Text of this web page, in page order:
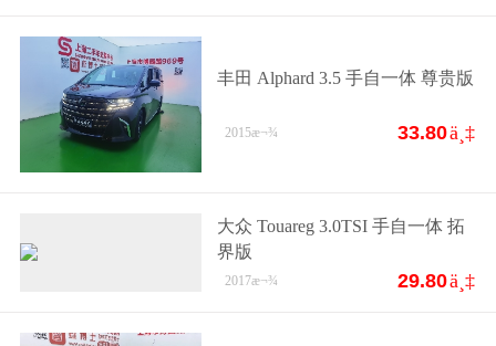
丰田 Alphard 3.5 手自一体 尊贵版
33.80ä¸‡
2015æ¬¾
大众 Touareg 3.0TSI 手自一体 拓
界版
29.80ä¸‡
2017æ¬¾